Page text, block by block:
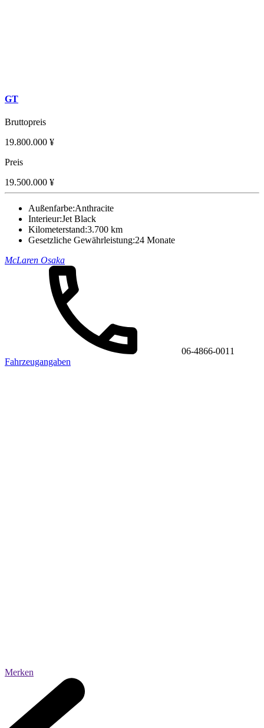
GT
Bruttopreis
19.800.000 ¥
Preis
19.500.000 ¥
Außenfarbe:Anthracite
Interieur:Jet Black
Kilometerstand:3.700 km
Gesetzliche Gewährleistung:24 Monate
McLaren Osaka
06-4866-0011
Fahrzeugangaben
Merken